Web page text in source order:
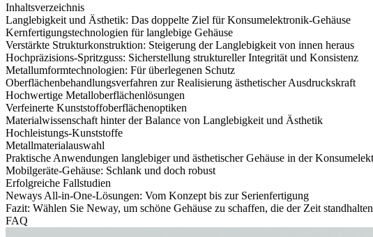
Inhaltsverzeichnis
Langlebigkeit und Ästhetik: Das doppelte Ziel für Konsumelektronik-Gehäuse
Kernfertigungstechnologien für langlebige Gehäuse
Verstärkte Strukturkonstruktion: Steigerung der Langlebigkeit von innen heraus
Hochpräzisions-Spritzguss: Sicherstellung struktureller Integrität und Konsistenz
Metallumformtechnologien: Für überlegenen Schutz
Oberflächenbehandlungsverfahren zur Realisierung ästhetischer Ausdruckskraft
Hochwertige Metalloberflächenlösungen
Verfeinerte Kunststoffoberflächenoptiken
Materialwissenschaft hinter der Balance von Langlebigkeit und Ästhetik
Hochleistungs-Kunststoffe
Metallmaterialauswahl
Praktische Anwendungen langlebiger und ästhetischer Gehäuse in der
Mobilgeräte-Gehäuse: Schlank und doch robust
Erfolgreiche Fallstudien
Neways All-in-One-Lösungen: Vom Konzept bis zur Serienfertigung
Fazit: Wählen Sie Neway, um schöne Gehäuse zu schaffen, die der Zeit standhalten
FAQ